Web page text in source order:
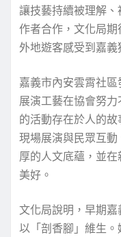
讓技藝持續被理解
作者合作，文化局
外地遊客感受到嘉
嘉義市內安雲霄社
展演工藝在協會努
的活動存在於人的
現場展演與民眾互
厚的人文底蘊，並
美好。
文化局說明，早期
以「剖香腳」維生